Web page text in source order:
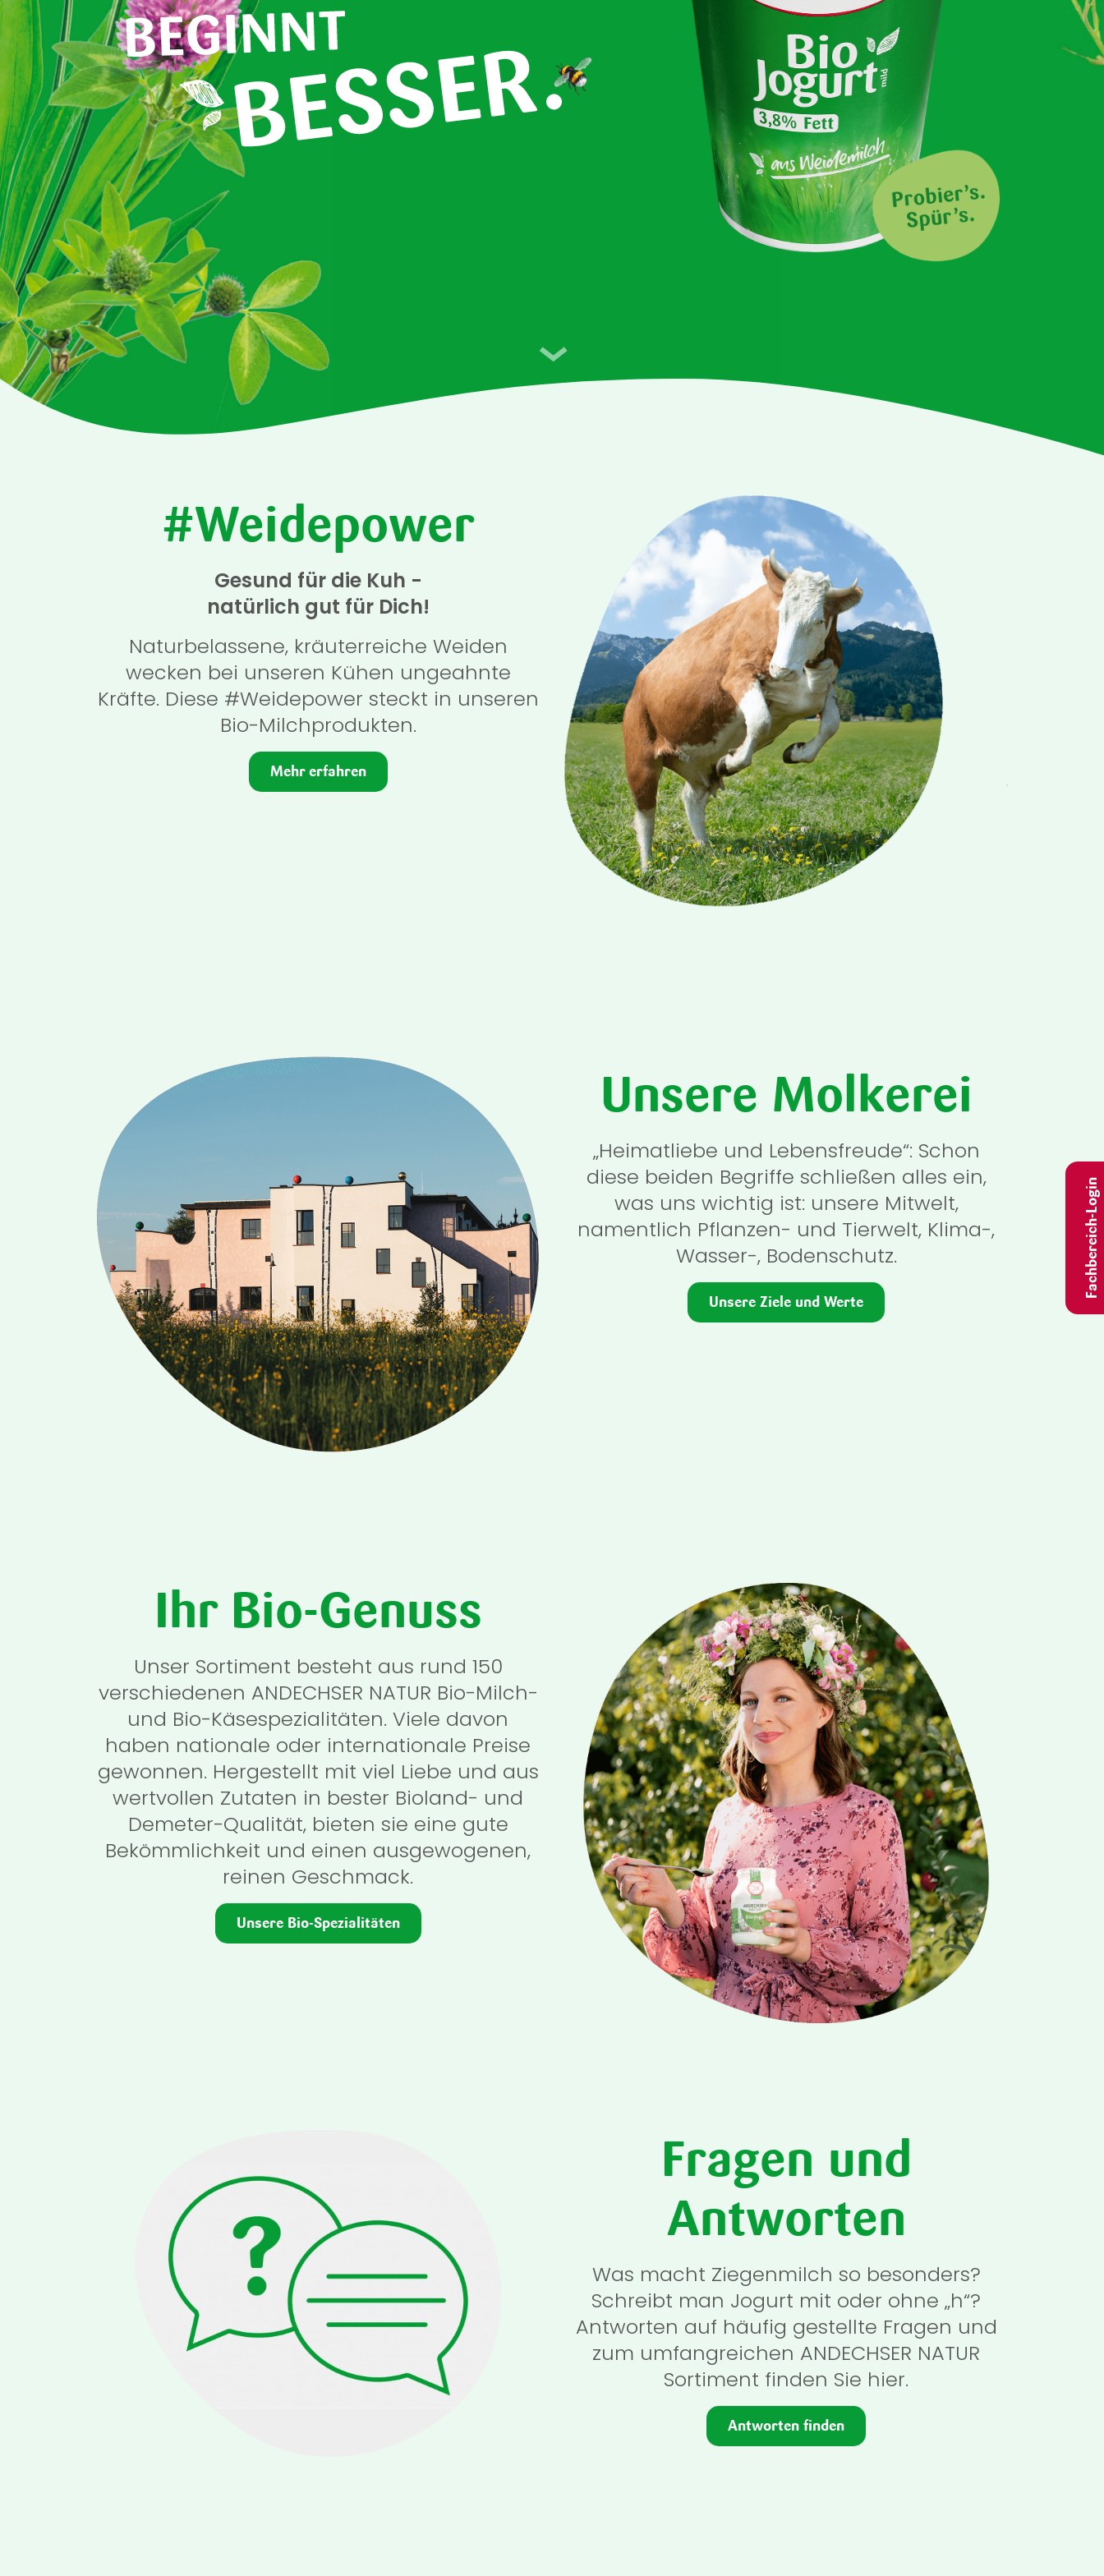
#Weidepower
Gesund für die Kuh -
natürlich gut für Dich!
Naturbelassene, kräuterreiche Weiden
wecken bei unseren Kühen ungeahnte
Kräfte. Diese #Weidepower steckt in unseren
Bio-Milchprodukten.
Mehr erfahren
Unsere Molkerei
„Heimatliebe und Lebensfreude“: Schon
diese beiden Begriffe schließen alles ein,
was uns wichtig ist: unsere Mitwelt,
namentlich Pflanzen- und Tierwelt, Klima-,
Wasser-, Bodenschutz.
Unsere Ziele und Werte
Ihr Bio-Genuss
Unser Sortiment besteht aus rund 150
verschiedenen ANDECHSER NATUR Bio-Milch-
und Bio-Käsespezialitäten. Viele davon
haben nationale oder internationale Preise
gewonnen. Hergestellt mit viel Liebe und aus
wertvollen Zutaten in bester Bioland- und
Demeter-Qualität, bieten sie eine gute
Bekömmlichkeit und einen ausgewogenen,
reinen Geschmack.
Unsere Bio-Spezialitäten
Fragen und
Antworten
Was macht Ziegenmilch so besonders?
Schreibt man Jogurt mit oder ohne „h“?
Antworten auf häufig gestellte Fragen und
zum umfangreichen ANDECHSER NATUR
Sortiment finden Sie hier.
Antworten finden
Fachbereich-Login